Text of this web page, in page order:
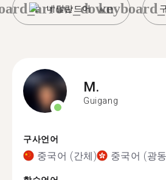
네덜란드어
M.
Guigang
구사언어
중국어 (간체) 중국어 (광